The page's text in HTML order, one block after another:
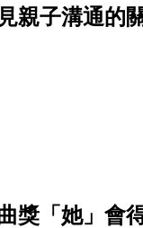
親子溝通的
獎「她」會